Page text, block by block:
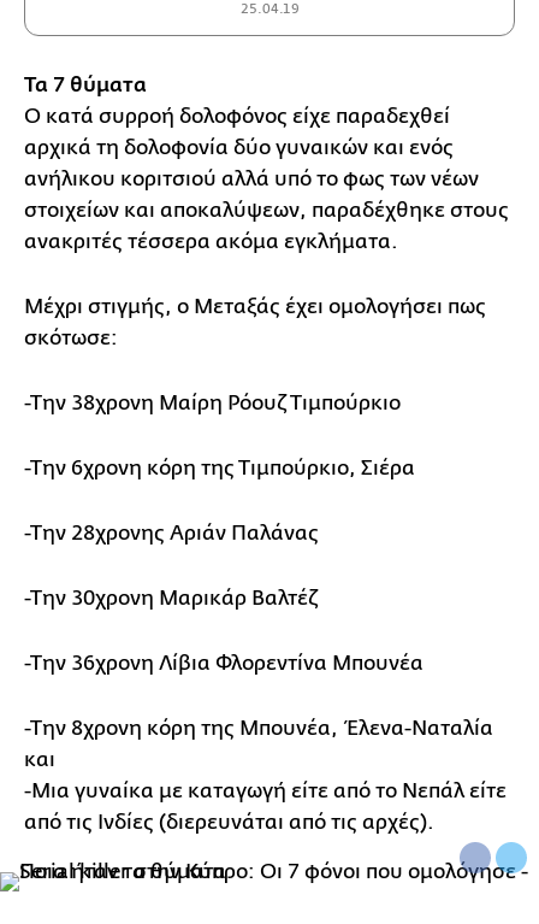
25.04.19
Τα 7 θύματα
Ο κατά συρροή δολοφόνος είχε παραδεχθεί
αρχικά τη δολοφονία δύο γυναικών και ενός
ανήλικου κοριτσιού αλλά υπό το φως των νέων
στοιχείων και αποκαλύψεων, παραδέχθηκε στους
ανακριτές τέσσερα ακόμα εγκλήματα.
Μέχρι στιγμής, ο Μεταξάς έχει ομολογήσει πως
σκότωσε:
-Την 38χρονη Μαίρη Ρόουζ Τιμπούρκιο
-Την 6χρονη κόρη της Τιμπούρκιο, Σιέρα
-Την 28χρονης Αριάν Παλάνας
-Την 30χρονη Μαρικάρ Βαλτέζ
-Την 36χρονη Λίβια Φλορεντίνα Μπουνέα
-Την 8χρονη κόρη της Μπουνέα, Έλενα-Ναταλία
και
-Μια γυναίκα με καταγωγή είτε από το Νεπάλ είτε
από τις Ινδίες (διερευνάται από τις αρχές).